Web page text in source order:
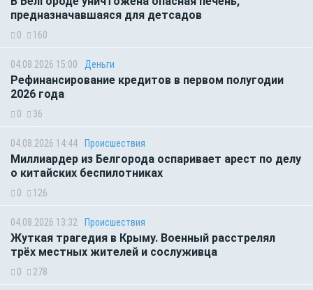
предназначавшаяся для детсадов
0 160
04.08.2026 15:00 Деньги
Рефинансирование кредитов в первом полугодии
2026 года
0 36
04.08.2026 14:44 Происшествия
Миллиардер из Белгорода оспаривает арест по делу
о китайских беспилотниках
0 126
04.08.2026 13:32 Происшествия
Жуткая трагедия в Крыму. Военный расстрелял
трёх местных жителей и сослуживца
0 278